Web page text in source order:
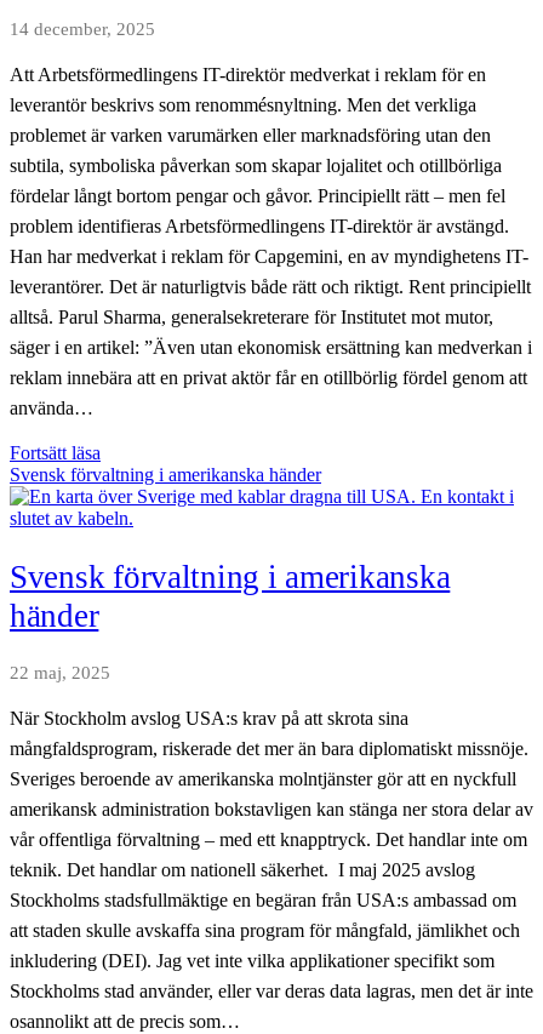
14 december, 2025
Att Arbetsförmedlingens IT-direktör medverkat i reklam för en
leverantör beskrivs som renommésnyltning. Men det verkliga
problemet är varken varumärken eller marknadsföring utan den
subtila, symboliska påverkan som skapar lojalitet och otillbörliga
fördelar långt bortom pengar och gåvor. Principiellt rätt – men fel
problem identifieras Arbetsförmedlingens IT-direktör är avstängd.
Han har medverkat i reklam för Capgemini, en av myndighetens IT-
leverantörer. Det är naturligtvis både rätt och riktigt. Rent principiellt
alltså. Parul Sharma, generalsekreterare för Institutet mot mutor,
säger i en artikel: ”Även utan ekonomisk ersättning kan medverkan i
reklam innebära att en privat aktör får en otillbörlig fördel genom att
använda…
Fortsätt läsa
farligaste
påverkan
känns
uppskattning:
den
offentlig
Svensk förvaltning i amerikanska händer
Svensk förvaltning i amerikanska
händer
22 maj, 2025
När Stockholm avslog USA:s krav på att skrota sina
mångfaldsprogram, riskerade det mer än bara diplomatiskt missnöje.
Sveriges beroende av amerikanska molntjänster gör att en nyckfull
amerikansk administration bokstavligen kan stänga ner stora delar av
vår offentliga förvaltning – med ett knapptryck. Det handlar inte om
teknik. Det handlar om nationell säkerhet. I maj 2025 avslog
Stockholms stadsfullmäktige en begäran från USA:s ambassad om
att staden skulle avskaffa sina program för mångfald, jämlikhet och
inkludering (DEI). Jag vet inte vilka applikationer specifikt som
Stockholms stad använder, eller var deras data lagras, men det är inte
osannolikt att de precis som…